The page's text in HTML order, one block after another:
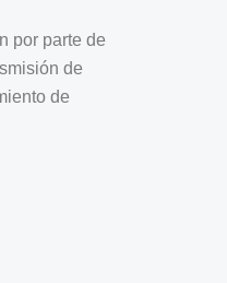
por parte de
de
de